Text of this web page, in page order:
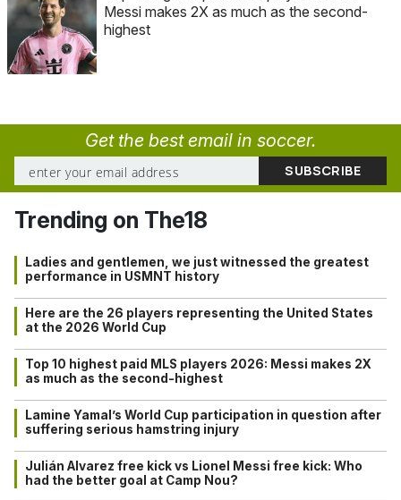
Messi makes 2X as much as the second-
highest
Get the best email in soccer.
Trending on The18
Ladies and gentlemen, we just witnessed the greatest
performance in USMNT history
Here are the 26 players representing the United States
at the 2026 World Cup
Top 10 highest paid MLS players 2026: Messi makes 2X
as much as the second-highest
Lamine Yamal’s World Cup participation in question after
suffering serious hamstring injury
Julián Alvarez free kick vs Lionel Messi free kick: Who
had the better goal at Camp Nou?